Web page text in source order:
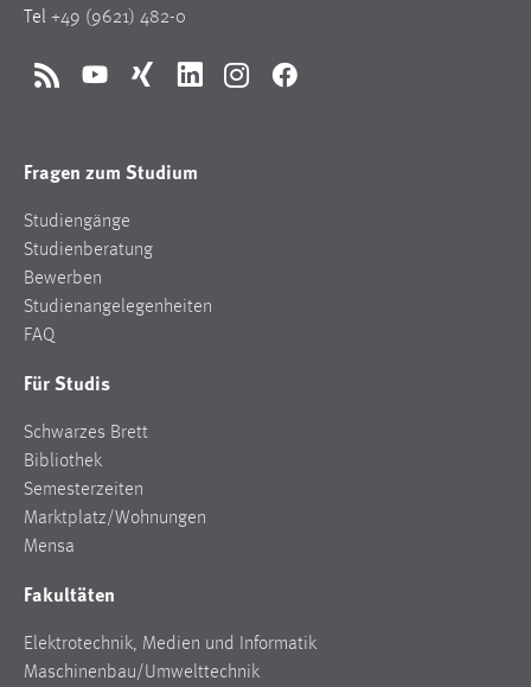
Tel +49 (9621) 482-0
RSS YouTubeXing LinkedInInstagramFacebook
Fragen zum Studium
Studiengänge
Studienberatung
Bewerben
Studienangelegenheiten
FAQ
Für Studis
Schwarzes Brett
Bibliothek
Semesterzeiten
Marktplatz/Wohnungen
Mensa
Fakultäten
Elektrotechnik, Medien und Informatik
Maschinenbau/Umwelttechnik